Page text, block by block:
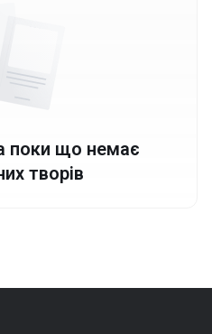
поки що немає
творів